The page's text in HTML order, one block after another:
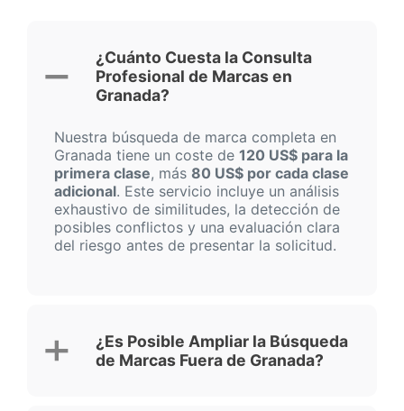
¿Cuánto Cuesta la Consulta
Profesional de Marcas en
Granada?
Nuestra búsqueda de marca completa en
Granada tiene un coste de 120 US$ para la
primera clase, más 80 US$ por cada clase
adicional. Este servicio incluye un análisis
exhaustivo de similitudes, la detección de
posibles conflictos y una evaluación clara
del riesgo antes de presentar la solicitud.
¿Es Posible Ampliar la Búsqueda
de Marcas Fuera de Granada?